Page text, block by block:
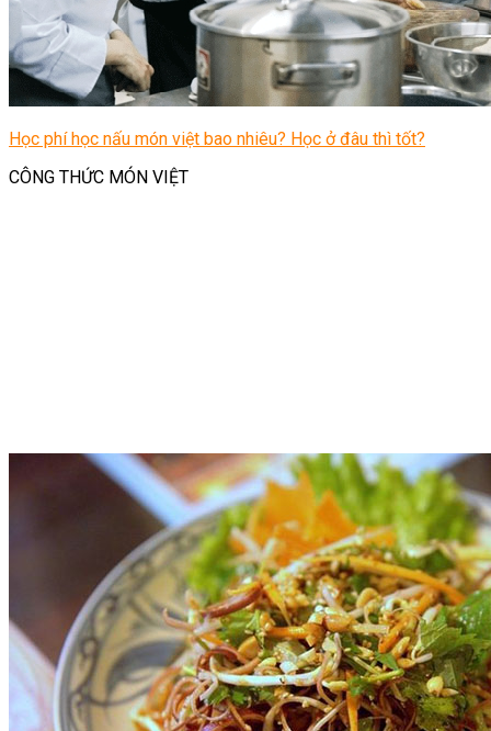
Học phí học nấu món việt bao nhiêu? Học ở đâu thì tốt?
CÔNG THỨC MÓN VIỆT